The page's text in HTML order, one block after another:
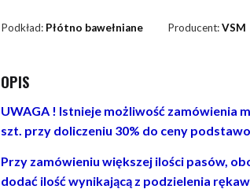
Podkład: Płótno bawełniane Producent:VSM
OPIS
UWAGA ! Istnieje możliwość zamówienia
szt. przy doliczeniu 30% do ceny
Przy zamówieniu większej ilości pasów,
dodać ilość wynikającą z podzielenia